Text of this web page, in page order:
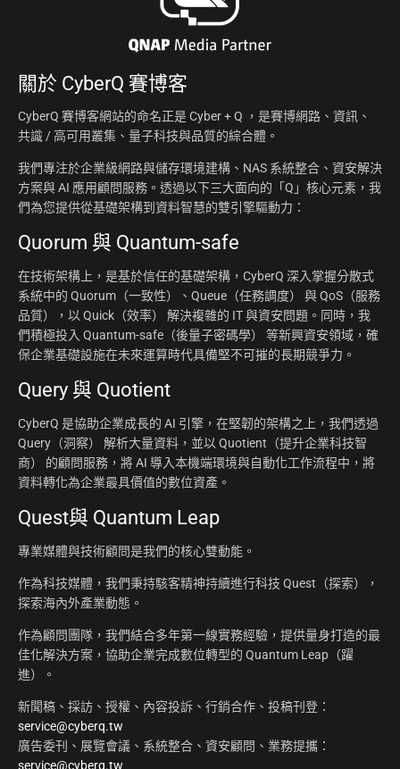
關於 CyberQ 賽博客
CyberQ 賽博客網站的命名正是 Cyber + Q ，是賽博網路、資訊、
共識 / 高可用叢集、量子科技與品質的綜合體。
我們專注於企業級網路與儲存環境建構、NAS 系統整合、資安解決
方案與 AI 應用顧問服務。透過以下三大面向的「Q」核心元素，我
們為您提供從基礎架構到資料智慧的雙引擎驅動力：
Quorum 與 Quantum-safe
在技術架構上，是基於信任的基礎架構，CyberQ 深入掌握分散式
系統中的 Quorum（一致性）、Queue（任務調度） 與 QoS（服務
品質），以 Quick（效率） 解決複雜的 IT 與資安問題。同時，我
們積極投入 Quantum-safe（後量子密碼學） 等新興資安領域，確
保企業基礎設施在未來運算時代具備堅不可摧的長期競爭力。
Query 與 Quotient
CyberQ 是協助企業成長的 AI 引擎，在堅韌的架構之上，我們透過
Query（洞察） 解析大量資料，並以 Quotient（提升企業科技智
商） 的顧問服務，將 AI 導入本機端環境與自動化工作流程中，將
資料轉化為企業最具價值的數位資產。
Quest與 Quantum Leap
專業媒體與技術顧問是我們的核心雙動能。
作為科技媒體，我們秉持駭客精神持續進行科技 Quest（探索），
探索海內外產業動態。
作為顧問團隊，我們結合多年第一線實務經驗，提供量身打造的最
佳化解決方案，協助企業完成數位轉型的 Quantum Leap（躍
進）。
新聞稿、採訪、授權、內容投訴、行銷合作、投稿刊登：
service@cyberq.tw
廣告委刊、展覽會議、系統整合、資安顧問、業務提攜：
service@cyberq.tw